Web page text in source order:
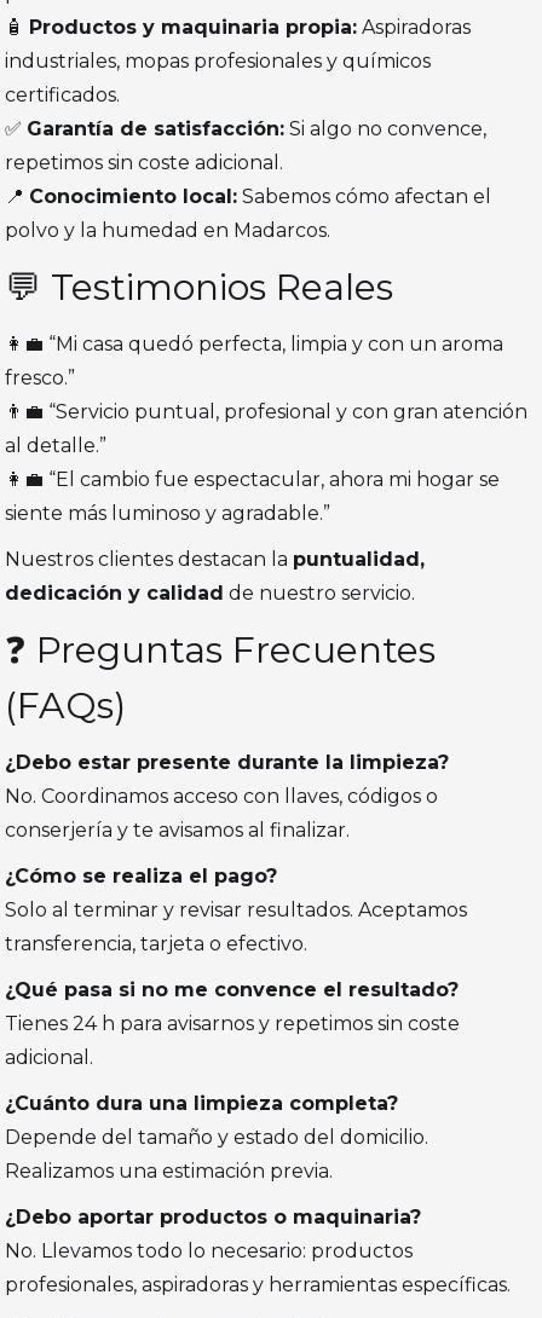
🧴
Productos y maquinaria propia: Aspiradoras
industriales, mopas profesionales y químicos
certificados.
✅ Garantía de satisfacción: Si algo no convence,
repetimos sin coste adicional.
📍 Conocimiento local: Sabemos cómo afectan el
polvo y la humedad en Madarcos.
💬 Testimonios Reales
👩‍💼 “Mi casa quedó perfecta, limpia y con un aroma
fresco.”
👨‍💼 “Servicio puntual, profesional y con gran atención
al detalle.”
👩‍💼 “El cambio fue espectacular, ahora mi hogar se
siente más luminoso y agradable.”
Nuestros clientes destacan la puntualidad,
dedicación y calidad de nuestro servicio.
❓ Preguntas Frecuentes
(FAQs)
¿Debo estar presente durante la limpieza?
No. Coordinamos acceso con llaves, códigos o
conserjería y te avisamos al finalizar.
¿Cómo se realiza el pago?
Solo al terminar y revisar resultados. Aceptamos
transferencia, tarjeta o efectivo.
¿Qué pasa si no me convence el resultado?
Tienes 24 h para avisarnos y repetimos sin coste
adicional.
¿Cuánto dura una limpieza completa?
Depende del tamaño y estado del domicilio.
Realizamos una estimación previa.
¿Debo aportar productos o maquinaria?
No. Llevamos todo lo necesario: productos
profesionales, aspiradoras y herramientas específicas.